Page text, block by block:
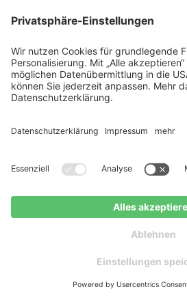
Jetzt Wärmepumpen-Angebot
Einkommens-Bonus:
Haushaltseinkommen – 40
bis 40.000 €, 10 % bis 50.000
Jahresbruttoeinkommen.
von bis zu22.400 €für eine
Installationskosten erheblich